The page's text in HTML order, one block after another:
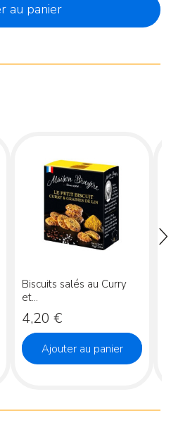
au panier
Biscuits salés au Curry
et...
Prix
4,20 €
Ajouter au panier